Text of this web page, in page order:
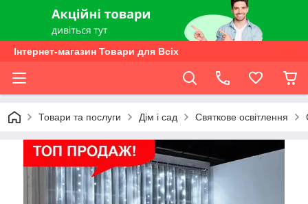
Інтернет-магазин Товари для Всіх
Товари та послуги Дім і сад Святкове освітлення